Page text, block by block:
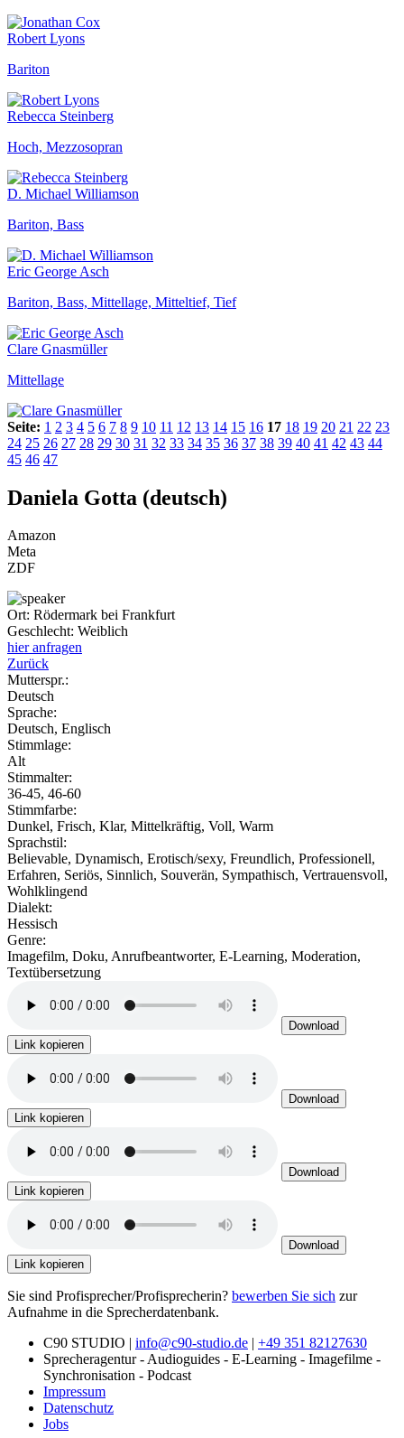
Robert Lyons
Bariton
Rebecca Steinberg
Hoch, Mezzosopran
D. Michael Williamson
Bariton, Bass
Eric George Asch
Bariton, Bass, Mittellage, Mitteltief, Tief
Clare Gnasmüller
Mittellage
Seite: 1 2 3 4 5 6 7 8 9 10 11 12 13 14 15 16 17 18 19 20 21 22 23
24 25 26 27 28 29 30 31 32 33 34 35 36 37 38 39 40 41 42 43 44
45 46 47
Daniela Gotta (deutsch)
Amazon
Meta
ZDF
Ort: Rödermark bei Frankfurt
Geschlecht: Weiblich
hier anfragen
Zurück
Mutterspr.:
Deutsch
Sprache:
Deutsch, Englisch
Stimmlage:
Alt
Stimmalter:
36-45, 46-60
Stimmfarbe:
Dunkel, Frisch, Klar, Mittelkräftig, Voll, Warm
Sprachstil:
Believable, Dynamisch, Erotisch/sexy, Freundlich, Professionell,
Erfahren, Seriös, Sinnlich, Souverän, Sympathisch, Vertrauensvoll,
Wohlklingend
Dialekt:
Hessisch
Genre:
Imagefilm, Doku, Anrufbeantworter, E-Learning, Moderation,
Textübersetzung
Download
Link kopieren
Download
Link kopieren
Download
Link kopieren
Download
Link kopieren
Sie sind Profisprecher/Profisprecherin? bewerben Sie sich zur
Aufnahme in die Sprecherdatenbank.
C90 STUDIO | info@c90-studio.de | +49 351 82127630
Sprecheragentur - Audioguides - E-Learning - Imagefilme -
Synchronisation - Podcast
Impressum
Datenschutz
Jobs